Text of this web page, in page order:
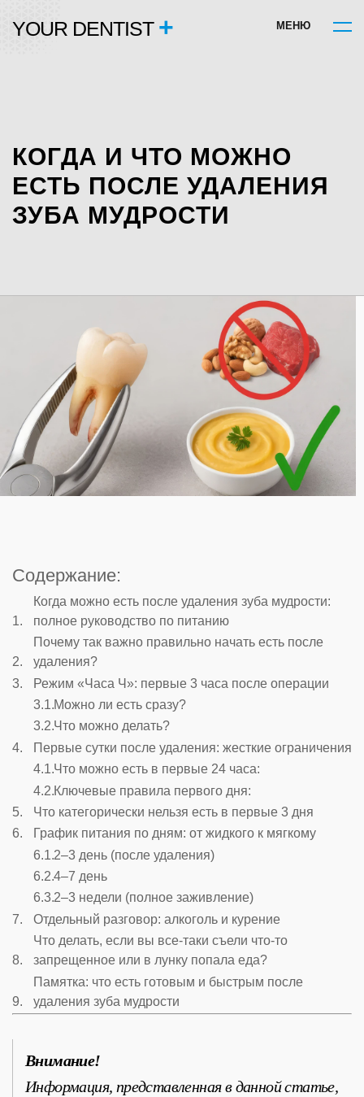
YOUR DENTIST + М ЕН Ю
КОГДА И ЧТО МОЖНО
ЕСТЬ ПОСЛЕ УДАЛЕНИЯ
ЗУБА МУДРОСТИ
Содержание:
Когда можно есть после удаления зуба мудрости:
полное руководство по питанию
Почему так важно правильно начать есть после
удаления?
Режим «Часа Ч»: первые 3 часа после операции
Можно ли есть сразу?
Что можно делать?
Первые сутки после удаления: жесткие ограничения
Что можно есть в первые 24 часа:
Ключевые правила первого дня:
Что категорически нельзя есть в первые 3 дня
График питания по дням: от жидкого к мягкому
2–3 день (после удаления)
4–7 день
2–3 недели (полное заживление)
Отдельный разговор: алкоголь и курение
Что делать, если вы все-таки съели что-то
запрещенное или в лунку попала еда?
Памятка: что есть готовым и быстрым после
удаления зуба мудрости
Внимание!
Информация, представленная в данной статье,